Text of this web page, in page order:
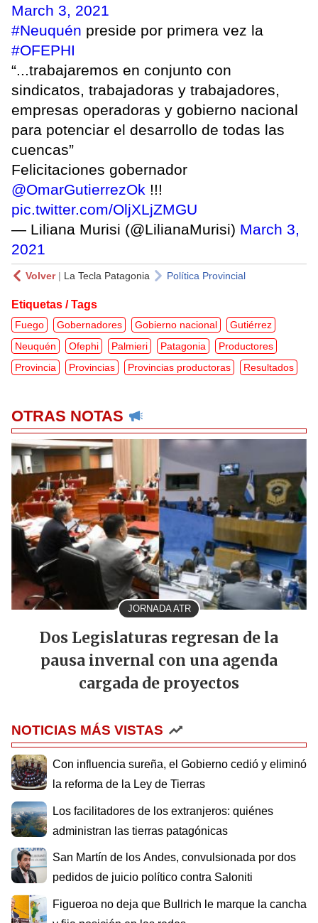
March 3, 2021
#Neuquén preside por primera vez la
#OFEPHI
“...trabajaremos en conjunto con
sindicatos, trabajadoras y trabajadores,
empresas operadoras y gobierno nacional
para potenciar el desarrollo de todas las
cuencas”
Felicitaciones gobernador
@OmarGutierrezOk !!!
pic.twitter.com/OljXLjZMGU
— Liliana Murisi (@LilianaMurisi) March 3,
2021
Volver| La Tecla Patagonia Política Provincial
Etiquetas / Tags
Fuego Gobernadores Gobierno nacional
Gutiérrez
Neuquén
Ofephi Palmieri Patagonia
Productores
Provincia
Provincias Provincias productoras Resultados
OTRAS NOTAS
JORNADA ATR
Dos Legislaturas regresan de la
pausa invernal con una agenda
cargada de proyectos
NOTICIAS MÁS VISTAS
Con influencia sureña, el Gobierno cedió y eliminó
la reforma de la Ley de Tierras
Los facilitadores de los extranjeros: quiénes
administran las tierras patagónicas
San Martín de los Andes, convulsionada por dos
pedidos de juicio político contra Saloniti
Figueroa no deja que Bullrich le marque la cancha